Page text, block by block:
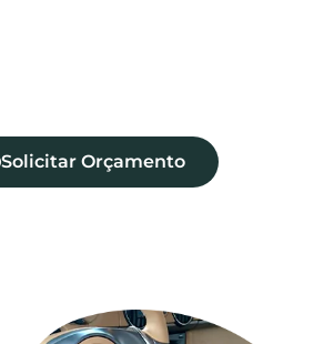
Solicitar Orçamento